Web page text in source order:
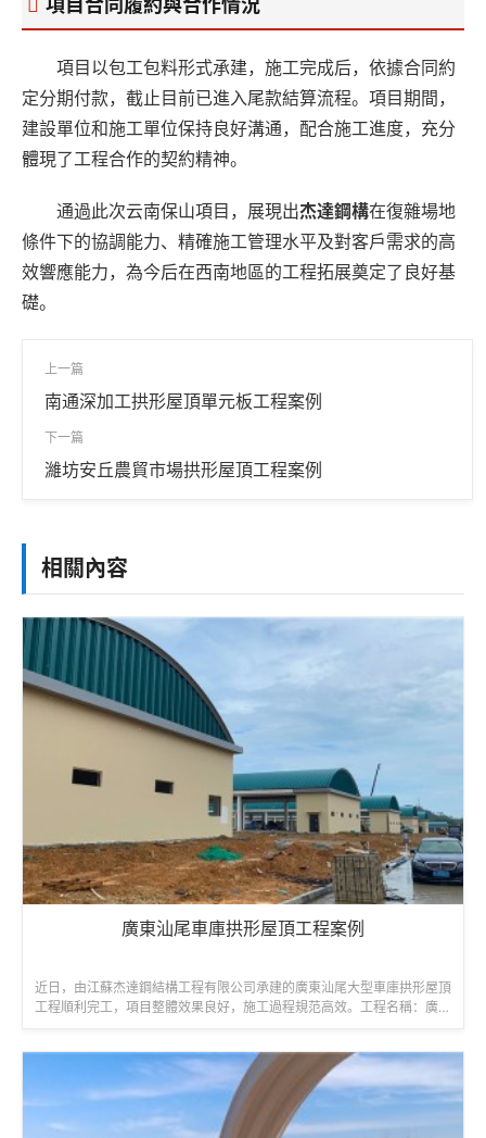
項目合同履約與合作情況
項目以包工包料形式承建，施工完成后，依據合同約
定分期付款，截止目前已進入尾款結算流程。項目期間，
建設單位和施工單位保持良好溝通，配合施工進度，充分
體現了工程合作的契約精神。
通過此次云南保山項目，展現出杰達鋼構在復雜場地
條件下的協調能力、精確施工管理水平及對客戶需求的高
效響應能力，為今后在西南地區的工程拓展奠定了良好基
礎。
上一篇
南通深加工拱形屋頂單元板工程案例
下一篇
濰坊安丘農貿市場拱形屋頂工程案例
相關內容
廣東汕尾車庫拱形屋頂工程案例
近日，由江蘇杰達鋼結構工程有限公司承建的廣東汕尾大型車庫拱形屋頂
工程順利完工，項目整體效果良好，施工過程規范高效。工程名稱：廣東